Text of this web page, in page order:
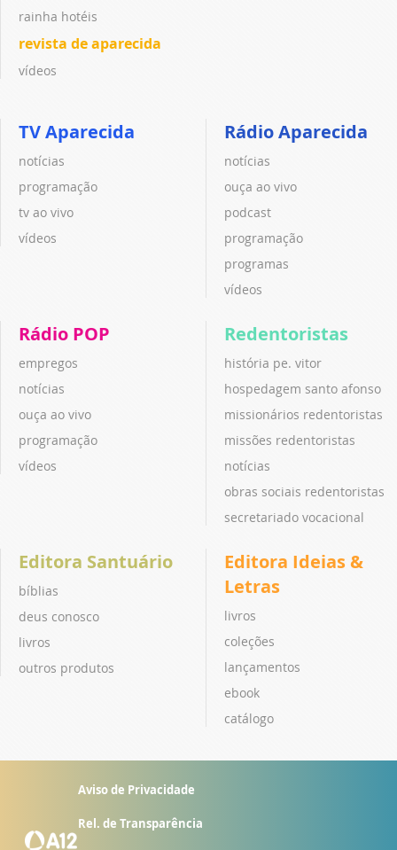
rainha hotéis
revista de aparecida
vídeos
TV Aparecida
notícias
programação
tv ao vivo
vídeos
Rádio Aparecida
notícias
ouça ao vivo
podcast
programação
programas
vídeos
Rádio POP
empregos
notícias
ouça ao vivo
programação
vídeos
Redentoristas
história pe. vitor
hospedagem santo afonso
missionários redentoristas
missões redentoristas
notícias
obras sociais redentoristas
secretariado vocacional
Editora Santuário
bíblias
deus conosco
livros
outros produtos
Editora Ideias &
Letras
livros
coleções
lançamentos
ebook
catálogo
Aviso de Privacidade
Rel. de Transparência